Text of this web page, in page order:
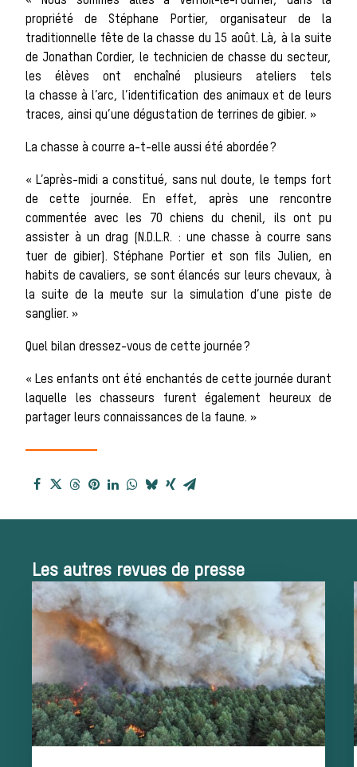
idées reçues
Bien-être
animal
Héritage
Histoire de la
chasse à
courre
Patrimoine
La trompe de
chasse
Les missions de la Société de Vènerie
propriété de Stéphane Portier, organisateur de la
traditionnelle fête de la chasse du 15 août. Là, à la suite
de Jonathan Cordier, le technicien de chasse du secteur,
les élèves ont enchaîné plusieurs ateliers tels
la chasse à l’arc, l’identification des animaux et de leurs
traces, ainsi qu’une dégustation de terrines de gibier. »
La chasse à courre a-t-elle aussi été abordée ?
« L’après-midi a constitué, sans nul doute, le temps fort
de cette journée. En effet, après une rencontre
commentée avec les 70 chiens du chenil, ils ont pu
assister à un drag (N.D.L.R. : une chasse à courre sans
tuer de gibier). Stéphane Portier et son fils Julien, en
habits de cavaliers, se sont élancés sur leurs chevaux, à
la suite de la meute sur la simulation d’une piste de
sanglier. »
Quel bilan dressez-vous de cette journée ?
« Les enfants ont été enchantés de cette journée durant
laquelle les chasseurs furent également heureux de
partager leurs connaissances de la faune. »
Les autres revues de presse